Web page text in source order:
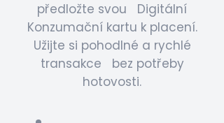
předložte svou Digitální
Konzumační kartu k placení.
Užijte si pohodlné a rychlé
transakce bez potřeby
hotovosti.